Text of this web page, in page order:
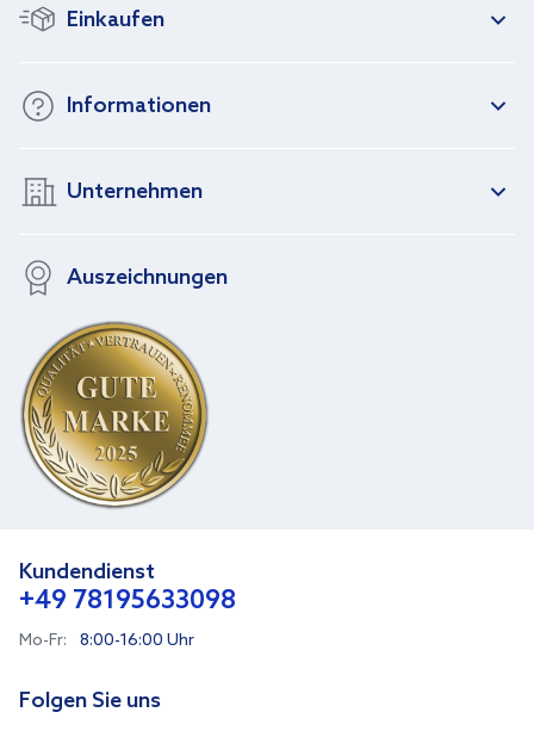
Einkaufen
Informationen
Unternehmen
Auszeichnungen
Kundendienst
+49 78195633098
Mo-Fr: 8:00-16:00 Uhr
Folgen Sie uns